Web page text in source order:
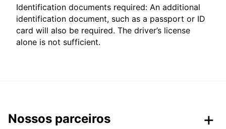
Identification documents required: An additional
identification document, such as a passport or ID
card will also be required. The driver’s license
alone is not sufficient.
Nossos parceiros